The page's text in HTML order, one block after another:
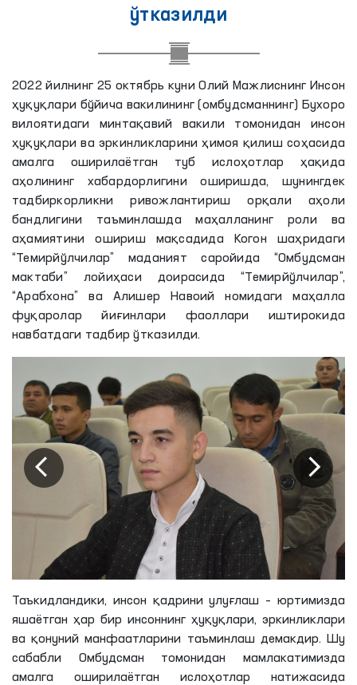
ўтказилди
2022 йилнинг 25 октябрь куни Олий Мажлиснинг Инсон
ҳуқуқлари бўйича вакилининг (омбудсманнинг) Бухоро
вилоятидаги минтақавий вакили томонидан инсон
ҳуқуқлари ва эркинликларини ҳимоя қилиш соҳасида
амалга оширилаётган туб ислоҳотлар ҳақида
аҳолининг хабардорлигини оширишда, шунингдек
тадбиркорликни ривожлантириш орқали аҳоли
бандлигини таъминлашда маҳалланинг роли ва
аҳамиятини ошириш мақсадида Когон шаҳридаги
“Темирйўлчилар” маданият саройида “Омбудсман
мактаби” лойиҳаси доирасида “Темирйўлчилар”,
“Арабхона” ва Алишер Навоий номидаги маҳалла
фуқаролар йиғинлари фаоллари иштирокида
навбатдаги тадбир ўтказилди.
Таъкидландики, инсон қадрини улуғлаш – юртимизда
яшаётган ҳар бир инсоннинг ҳуқуқлари, эркинликлари
ва қонуний манфаатларини таъминлаш демакдир. Шу
сабабли Омбудсман томонидан мамлакатимизда
амалга оширилаётган ислоҳотлар натижасида